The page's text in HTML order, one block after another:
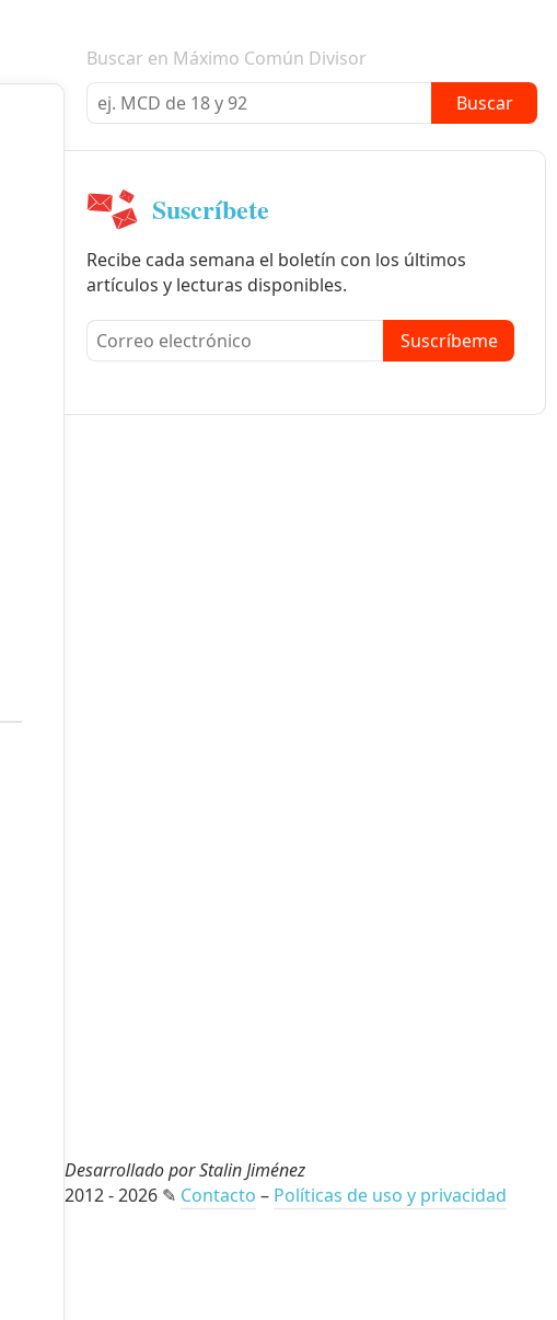
Boletín informativo
Buscar en Máximo Común Divisor
Buscar
Suscríbete
Recibe cada semana el boletín con los últimos
artículos y lecturas disponibles.
Suscríbeme
Desarrollado por Stalin Jiménez
2012 - 2026 ✎ Contacto – Políticas de uso y privacidad